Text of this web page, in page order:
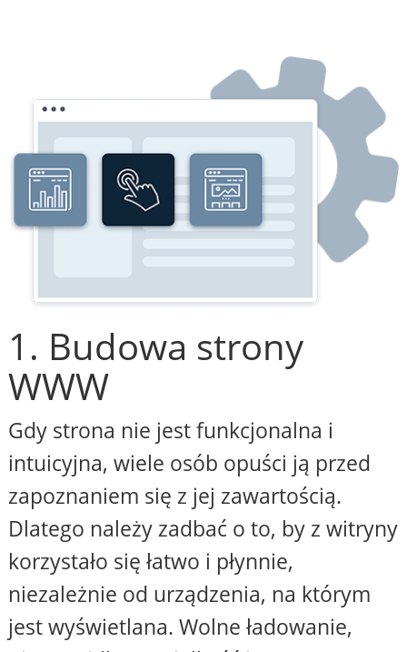
1. Budowa strony
WWW
Gdy strona nie jest funkcjonalna i
intuicyjna, wiele osób opuści ją przed
zapoznaniem się z jej zawartością.
Dlatego należy zadbać o to, by z witryny
korzystało się łatwo i płynnie,
niezależnie od urządzenia, na którym
jest wyświetlana. Wolne ładowanie,